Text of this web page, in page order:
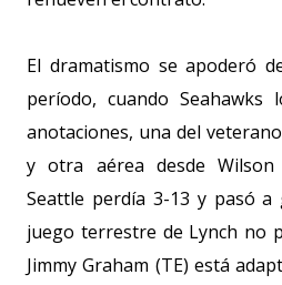
El dramatismo se apoderó
período, cuando
anotaciones, una del
y otra aérea desde Wilson
Seattle perdía 3-13 y pasó
juego terrestre de Lynch no
Jimmy Graham (TE) está